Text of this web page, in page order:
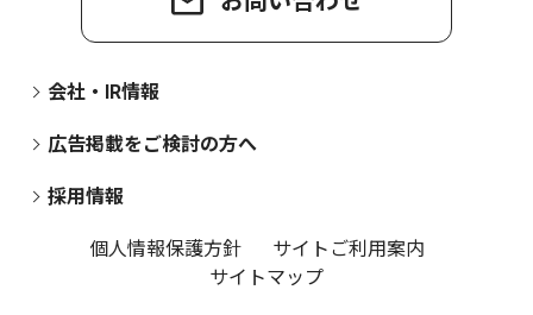
会社・IR情報
広告掲載をご検討の方へ
採用情報
個人情報保護方針
サイトご利用案内
サイトマップ